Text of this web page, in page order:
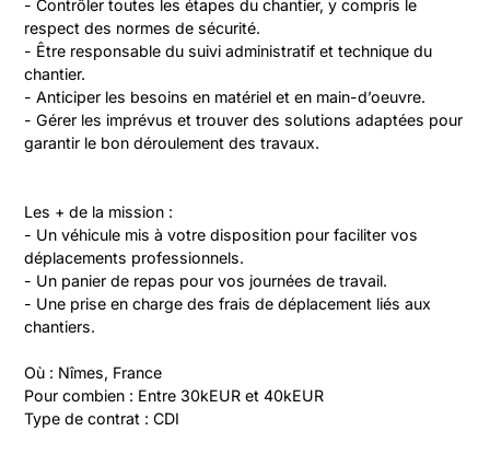
- Contrôler toutes les étapes du chantier, y compris le
respect des normes de sécurité.
- Être responsable du suivi administratif et technique du
chantier.
- Anticiper les besoins en matériel et en main-d’oeuvre.
- Gérer les imprévus et trouver des solutions adaptées pour
garantir le bon déroulement des travaux.
Les + de la mission :
- Un véhicule mis à votre disposition pour faciliter vos
déplacements professionnels.
- Un panier de repas pour vos journées de travail.
- Une prise en charge des frais de déplacement liés aux
chantiers.
Où : Nîmes, France
Pour combien : Entre 30kEUR et 40kEUR
Type de contrat : CDI